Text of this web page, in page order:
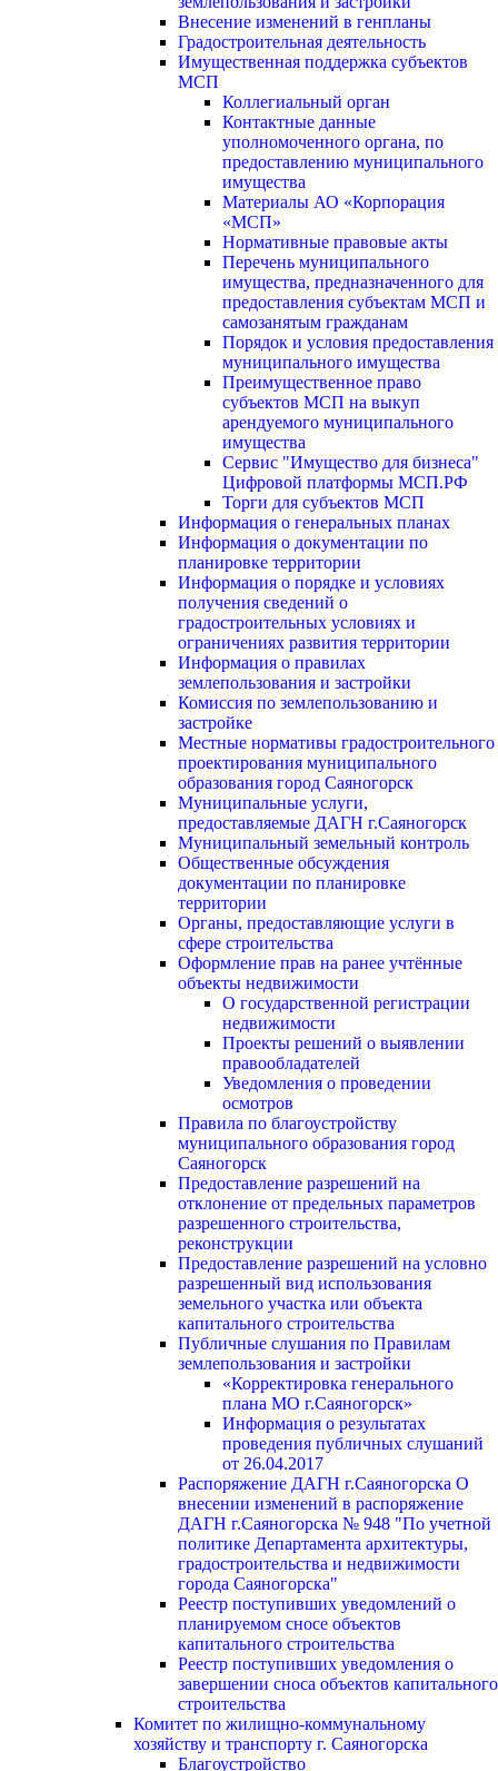
Внесение изменений в генпланы
Градостроительная деятельность
Имущественная поддержка субъектов
МСП
Коллегиальный орган
Контактные данные
уполномоченного органа, по
предоставлению муниципального
имущества
Материалы АО «Корпорация
«МСП»
Нормативные правовые акты
Перечень муниципального
имущества, предназначенного для
предоставления субъектам МСП и
самозанятым гражданам
Порядок и условия предоставления
муниципального имущества
Преимущественное право
субъектов МСП на выкуп
арендуемого муниципального
имущества
Сервис "Имущество для бизнеса"
Цифровой платформы МСП.РФ
Торги для субъектов МСП
Информация о генеральных планах
Информация о документации по
планировке территории
Информация о порядке и условиях
получения сведений о
градостроительных условиях и
ограничениях развития территории
Информация о правилах
землепользования и застройки
Комиссия по землепользованию и
застройке
Местные нормативы градостроительного
проектирования муниципального
образования город Саяногорск
Муниципальные услуги,
предоставляемые ДАГН г.Саяногорск
Муниципальный земельный контроль
Общественные обсуждения
документации по планировке
территории
Органы, предоставляющие услуги в
сфере строительства
Оформление прав на ранее учтённые
объекты недвижимости
О государственной регистрации
недвижимости
Проекты решений о выявлении
правообладателей
Уведомления о проведении
осмотров
Правила по благоустройству
муниципального образования город
Саяногорск
Предоставление разрешений на
отклонение от предельных параметров
разрешенного строительства,
реконструкции
Предоставление разрешений на условно
разрешенный вид использования
земельного участка или объекта
капитального строительства
Публичные слушания по Правилам
землепользования и застройки
«Корректировка генерального
плана МО г.Саяногорск»
Информация о результатах
проведения публичных слушаний
от 26.04.2017
Распоряжение ДАГН г.Саяногорска О
внесении изменений в распоряжение
ДАГН г.Саяногорска № 948 "По учетной
политике Департамента архитектуры,
градостроительства и недвижимости
города Саяногорска"
Реестр поступивших уведомлений о
планируемом сносе объектов
капитального строительства
Реестр поступивших уведомления о
завершении сноса объектов капитального
строительства
Комитет по жилищно-коммунальному
хозяйству и транспорту г. Саяногорска
Благоустройство